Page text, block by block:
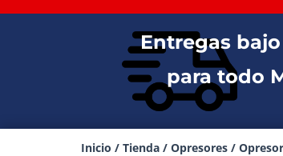
Entregas
para todo
Inicio / Tienda/ Opresores/ Opresor